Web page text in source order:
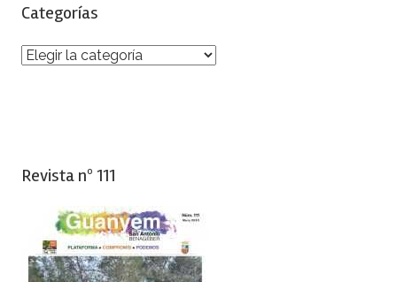
Categorías
Categorías
Revista nº 111